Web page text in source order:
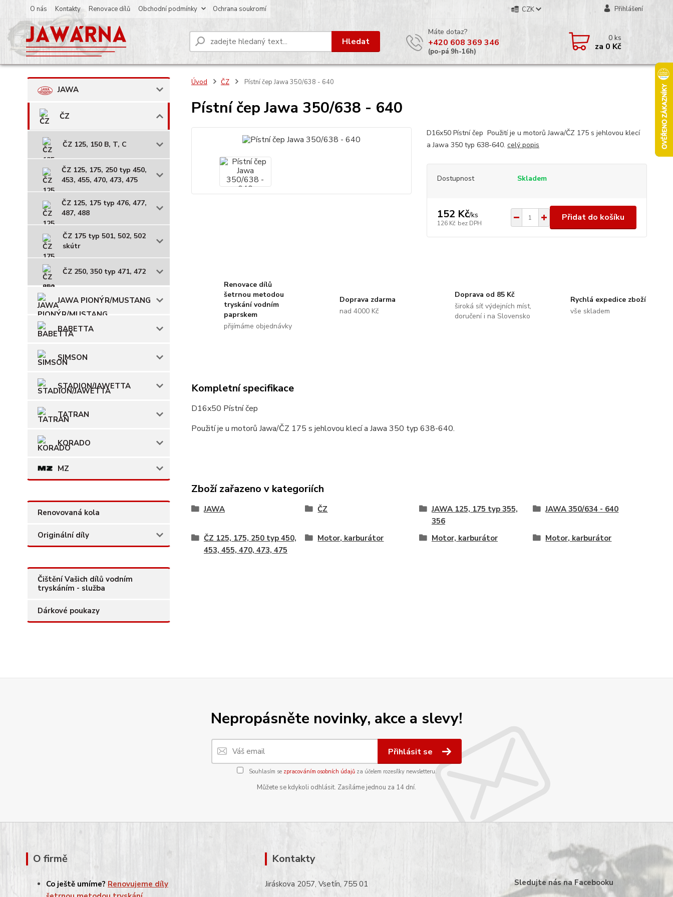
O nás Kontakty Renovace dílů Obchodní podmínky Ochrana soukromí CZK Přihlášení
Hledat
Máte dotaz?
+420 608 369 346
(po-pá 9h-16h)
0ks
za 0 Kč
JAWA
ČZ
ČZ 125, 150 B, T, C
ČZ 125, 175, 250 typ 450,
453, 455, 470, 473, 475
ČZ 125, 175 typ 476, 477,
487, 488
ČZ 175 typ 501, 502, 502
skútr
ČZ 250, 350 typ 471, 472
JAWA PIONÝR/MUSTANG
BABETTA
SIMSON
STADION/JAWETTA
TATRAN
KORADO
MZ
Renovovaná kola
Originální díly
Čištění Vašich dílů vodním
tryskáním - služba
Dárkové poukazy
Úvod ČZ Pístní čep Jawa 350/638 - 640
Pístní čep Jawa 350/638 - 640
D16x50 Pístní čep Použití je u motorů Jawa/ČZ 175 s jehlovou klecí
a Jawa 350 typ 638-640. celý popis
Dostupnost Skladem
152 Kč/ks
126 Kč bez DPH
Přidat do košíku
Renovace dílů
šetrnou metodou
tryskání vodním
paprskem
přijímáme objednávky
Doprava zdarma
nad 4000 Kč
Doprava od 85 Kč
široká síť výdejních míst,
doručení i na Slovensko
Rychlá expedice zboží
vše skladem
Kompletní specifikace
D16x50 Pístní čep
Použití je u motorů Jawa/ČZ 175 s jehlovou klecí a Jawa 350 typ 638-640.
Zboží zařazeno v kategoriích
JAWA ČZ
JAWA 125, 175 typ 355,
356
JAWA 350/634 - 640
ČZ 125, 175, 250 typ 450,
453, 455, 470, 473, 475
Motor, karburátor Motor, karburátor Motor, karburátor
Nepropásněte novinky, akce a slevy!
Přihlásit se
Souhlasím se zpracováním osobních údajůza účelem rozesílky newsletteru.
Můžete se kdykoli odhlásit. Zasíláme jednou za 14 dní.
O firmě
Co ještě umíme? Renovujeme díly
Kontakty
Jiráskova 2057, Vsetín, 755 01 Sledujte nás na Facebooku